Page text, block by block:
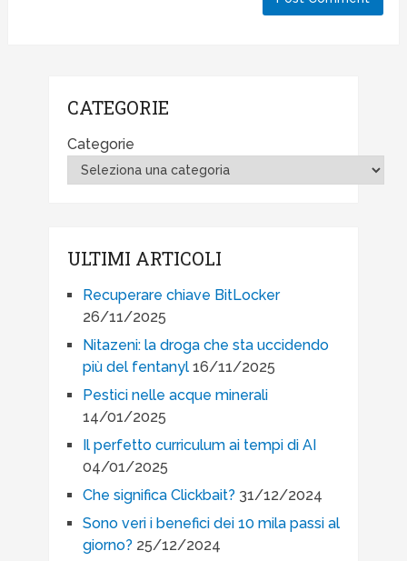
CATEGORIE
Categorie
ULTIMI ARTICOLI
Recuperare chiave BitLocker
26/11/2025
Nitazeni: la droga che sta uccidendo
più del fentanyl 16/11/2025
Pestici nelle acque minerali
14/01/2025
Il perfetto curriculum ai tempi di AI
04/01/2025
Che significa Clickbait? 31/12/2024
Sono veri i benefici dei 10 mila passi al
giorno? 25/12/2024